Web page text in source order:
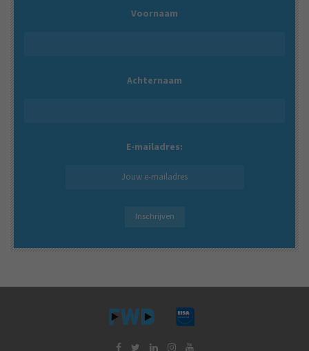
Voornaam
Achternaam
E-mailadres: